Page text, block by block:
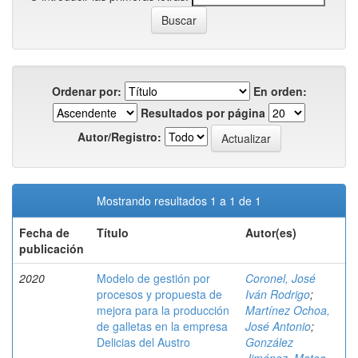
Ordenar por:
En orden:
Resultados por página
Autor/Registro:
Mostrando resultados 1 a 1 de 1
Fecha de
publicación
Título Autor(es)
2020
Modelo de gestión por
procesos y propuesta de
mejora para la producción
de galletas en la empresa
Delicias del Austro
Coronel, José
Iván Rodrigo;
Martínez Ochoa,
José Antonio;
González